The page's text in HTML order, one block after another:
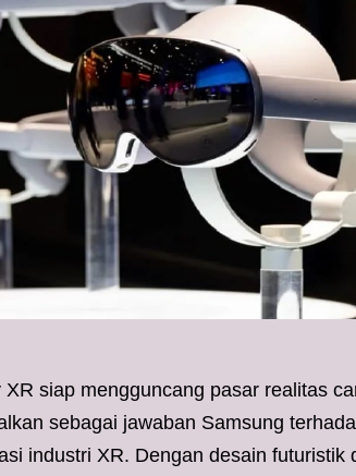
siap mengguncang pasar realitas
sebagai jawaban Samsung
industri XR. Dengan desain futuristik